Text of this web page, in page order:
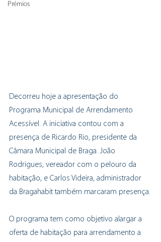
Prémios
Decorreu hoje a apresentação do
Programa Municipal de Arrendamento
Acessível. A iniciativa contou com a
presença de Ricardo Rio, presidente da
Câmara Municipal de Braga. João
Rodrigues, vereador com o pelouro da
habitação, e Carlos Videira, administrador
da Bragahabit também marcaram presença.
O programa tem como objetivo alargar a
oferta de habitação para arrendamento a